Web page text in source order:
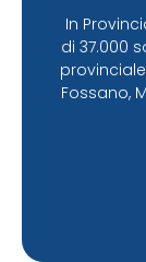
In
di 37.000
Fossano,